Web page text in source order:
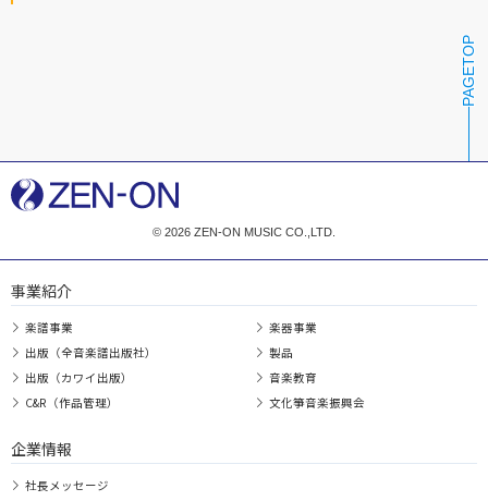
PAGETOP
© 2026 ZEN-ON MUSIC CO.,LTD.
事業紹介
楽譜事業
出版（全音楽譜出版社）
出版（カワイ出版）
C&R（作品管理）
楽器事業
製品
音楽教育
文化箏音楽振興会
企業情報
社長メッセージ